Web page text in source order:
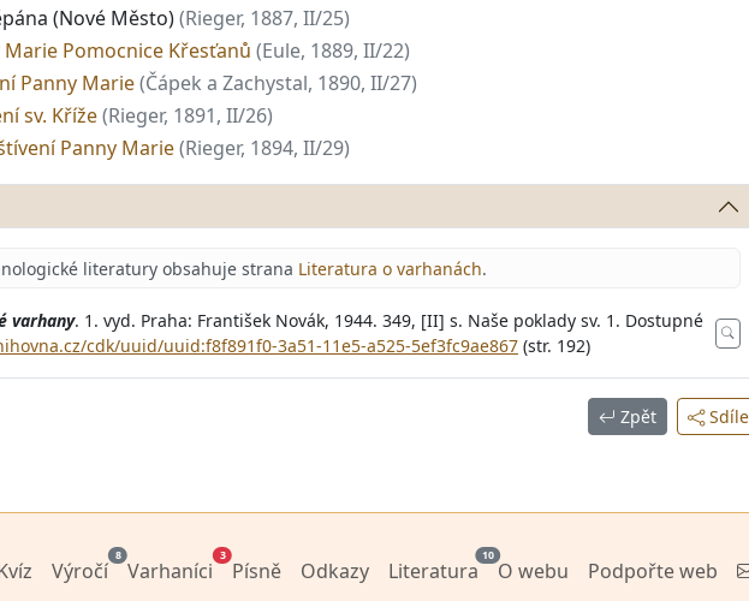
(Nové Město)(Rieger, 1887, II/25)
Pomocnice Křesťanů (Eule, 1889, II/22)
Panny Marie(Čápek a Zachystal, 1890, II/27)
sv. Kříže(Rieger, 1891, II/26)
Panny Marie(Rieger, 1894, II/29)
literatury obsahuje strana Literatura o varhanách.
varhany. 1. vyd. Praha: František Novák, 1944. 349, [II] s. Naše poklady sv. 1. Dostupné
cdk/uuid/uuid:f8f891f0-3a51-11e5-a525-5ef3fc9ae867 (str. 192)
Zpět
Výročí
8
Varhaníci
3
Písně Odkazy Literatura
10
O webu Podpořte web